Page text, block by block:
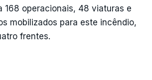
168 operacionais, 48 viaturas e
mobilizados para este incêndio,
frentes.